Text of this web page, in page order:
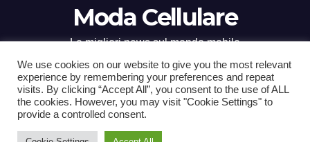
Moda Cellulare
Le migliori news sul mondo mobile
Proudly powered by WordPress| Tema: Newsup diThemeansar
We use cookies on our website to give you the most relevant
experience by remembering your preferences and repeat
visits. By clicking “Accept All”, you consent to the use of ALL
the cookies. However, you may visit "Cookie Settings" to
provide a controlled consent.